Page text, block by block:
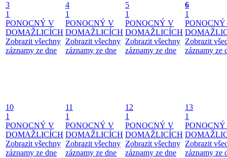
3
1
PONOCNÝ V
DOMAŽLICÍCH
Zobrazit všechny
záznamy ze dne
4
1
PONOCNÝ V
DOMAŽLICÍCH
Zobrazit všechny
záznamy ze dne
5
1
PONOCNÝ V
DOMAŽLICÍCH
Zobrazit všechny
záznamy ze dne
6
1
Zobrazit
záznamy ze
10
1
PONOCNÝ V
DOMAŽLICÍCH
Zobrazit všechny
záznamy ze dne
11
1
PONOCNÝ V
DOMAŽLICÍCH
Zobrazit všechny
záznamy ze dne
12
1
PONOCNÝ V
DOMAŽLICÍCH
Zobrazit všechny
záznamy ze dne
13
1
Zobrazit
záznamy ze